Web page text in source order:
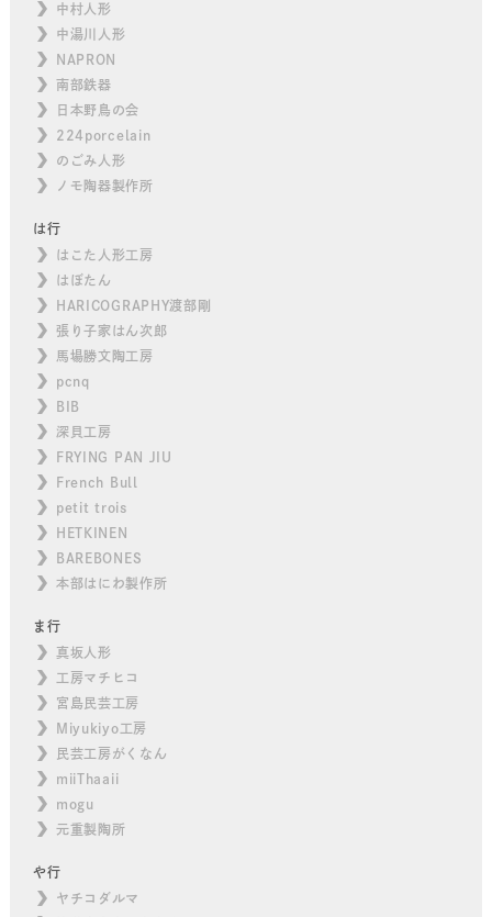
中村人形
中湯川人形
NAPRON
南部鉄器
日本野鳥の会
224porcelain
のごみ人形
ノモ陶器製作所
は行
はこた人形工房
はぼたん
HARICOGRAPHY渡部剛
張り子家はん次郎
馬場勝文陶工房
pcnq
BIB
深貝工房
FRYING PAN JIU
French Bull
petit trois
HETKINEN
BAREBONES
本部はにわ製作所
ま行
真坂人形
工房マチヒコ
宮島民芸工房
Miyukiyo工房
民芸工房がくなん
miiThaaii
mogu
元重製陶所
や行
ヤチコダルマ